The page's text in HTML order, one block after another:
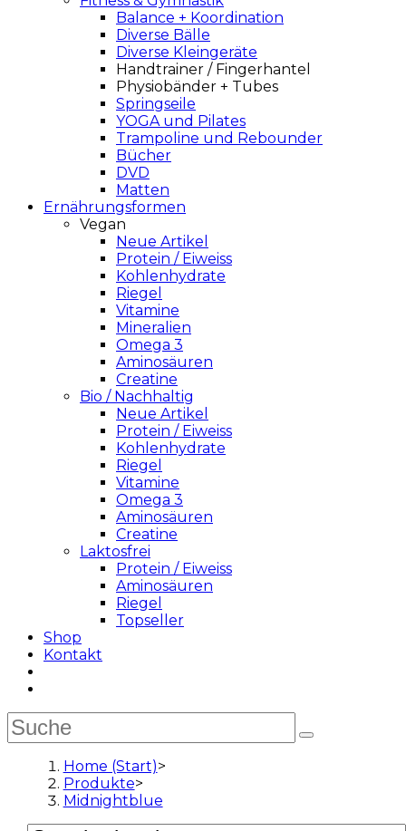
Balance + Koordination
Diverse Bälle
Diverse Kleingeräte
Handtrainer / Fingerhantel
Physiobänder + Tubes
Springseile
YOGA und Pilates
Trampoline und Rebounder
Bücher
DVD
Matten
Ernährungsformen
Vegan
Neue Artikel
Protein / Eiweiss
Kohlenhydrate
Riegel
Vitamine
Mineralien
Omega 3
Aminosäuren
Creatine
Bio / Nachhaltig
Neue Artikel
Protein / Eiweiss
Kohlenhydrate
Riegel
Vitamine
Omega 3
Aminosäuren
Creatine
Laktosfrei
Protein / Eiweiss
Aminosäuren
Riegel
Topseller
Shop
Kontakt
Home (Start)>
Produkte>
Midnightblue